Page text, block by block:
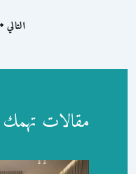
التالي
مقالات تهمك